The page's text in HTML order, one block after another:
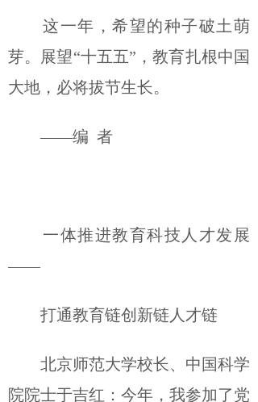
这一年，希望的种子破土萌
芽。展望“十五五”，教育扎根中国
大地，必将拔节生长。
——编 者
一体推进教育科技人才发展
——
打通教育链创新链人才链
北京师范大学校长、中国科学
院院士于吉红：今年，我参加了党